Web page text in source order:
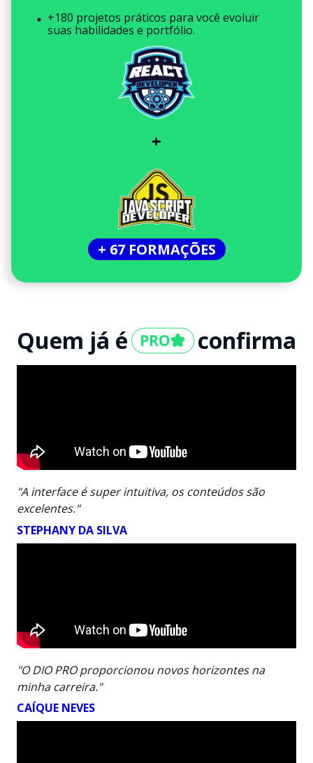
+180 projetos práticos para você evoluir
suas habilidades e portfólio.
+
+ 67 FORMAÇÕES
Quem já é confirma
"A interface é super intuitiva, os conteúdos são
excelentes."
STEPHANY DA SILVA
"O DIO PRO proporcionou novos horizontes na
minha carreira."
CAÍQUE NEVES